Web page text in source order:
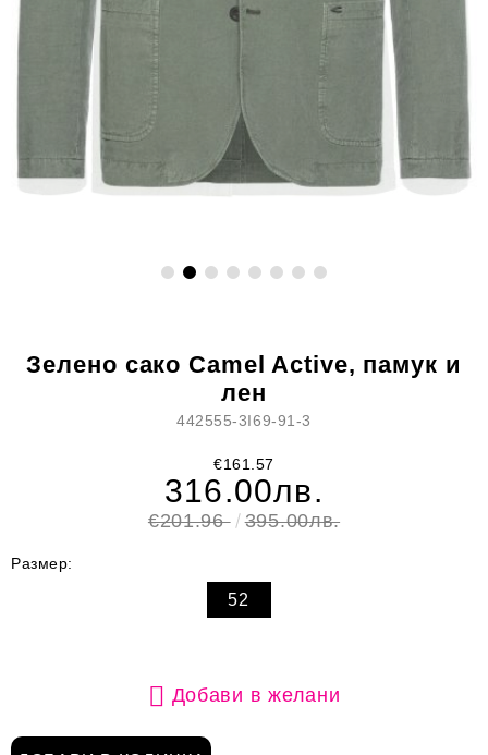
Зелено сако Camel Active, памук и
лен
442555-3I69-91-3
€161.57
316.00лв.
€201.96 395.00лв.
Размер:
52
Добави в желани